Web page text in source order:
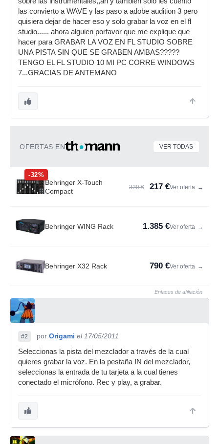
las convierto a WAVE y las paso a adobe audition 3 pero
quisiera dejar de hacer eso y solo grabar la voz en el fl
studio...... ahora alguien porfavor que me explique que
hacer para GRABAR LA VOZ EN FL STUDIO SOBRE
UNA PISTA SIN QUE SE GRABEN AMBAS?????
TENGO EL FL STUDIO 10 MI PC CORRE WINDOWS
7...GRACIAS DE ANTEMANO
OFERTAS EN VER TODAS
-32%
Behringer X-Touch
Compact
320 € 217 €Ver oferta →
Behringer WING Rack 1.385 €Ver oferta →
Behringer X32 Rack 790 €Ver oferta →
Enlaces de afiliación
#2 por Origami el 17/05/2011
Seleccionas la pista del mezclador a través de la cual
quieres grabar la voz. En la pestaña IN del mezclador,
seleccionas la entrada de tu tarjeta a la cual tienes
conectado el micrófono. Rec y play, a grabar.